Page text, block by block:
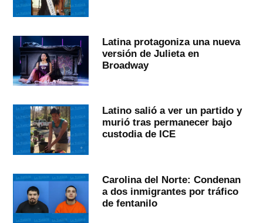
Latina protagoniza una nueva
versión de Julieta en
Broadway
Latino salió a ver un partido y
murió tras permanecer bajo
custodia de ICE
Carolina del Norte: Condenan
a dos inmigrantes por tráfico
de fentanilo